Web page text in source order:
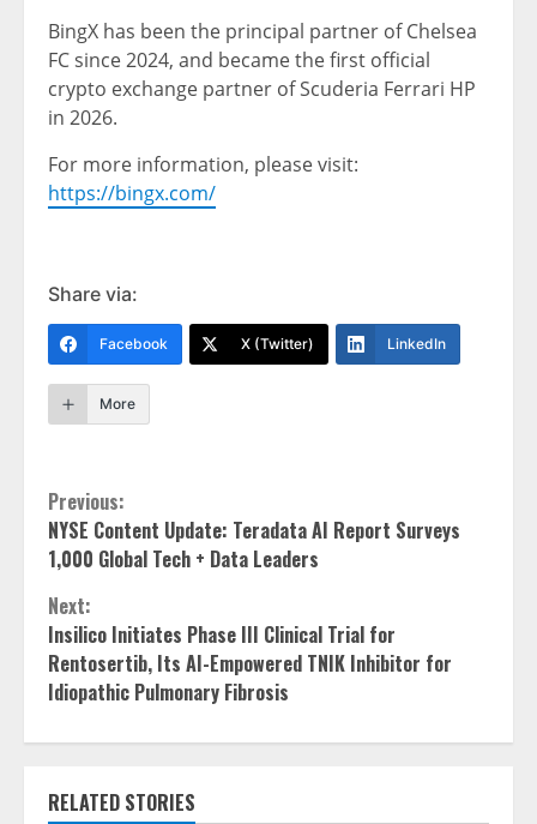
BingX has been the principal partner of Chelsea
FC since 2024, and became the first official
crypto exchange partner of Scuderia Ferrari HP
in 2026.
For more information, please visit:
https://bingx.com/
Share via:
Facebook X (Twitter) LinkedIn
More
Continue
Reading
Previous:
NYSE Content Update: Teradata AI Report Surveys
1,000 Global Tech + Data Leaders
Next:
Insilico Initiates Phase III Clinical Trial for
Rentosertib, Its AI-Empowered TNIK Inhibitor for
Idiopathic Pulmonary Fibrosis
RELATED STORIES